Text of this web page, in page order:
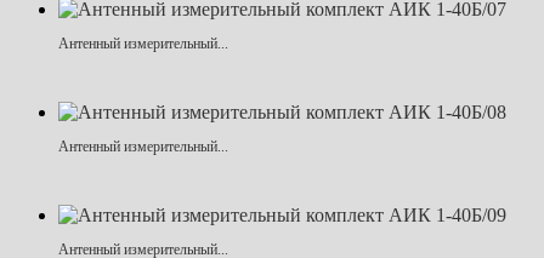
Антенный измерительный...
Антенный измерительный...
Антенный измерительный...